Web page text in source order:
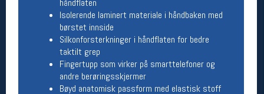
håndflaten
Isolerende laminert materiale i håndbaken med
børstet innside
Silkonforsterkninger i håndflaten for bedre
taktilt grep
Fingertupp som virker på smarttelefoner og
andre berøringsskjermer
Bøyd anatomisk passform med elastisk stoff
nettbutikken og trykke på den nederste blå
linjen
Betingelser
Salgsbetingelser
Personsvernerklæring